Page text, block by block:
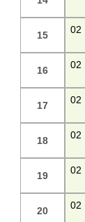
15 02
16 02
17 02
18 02
19 02
20 02